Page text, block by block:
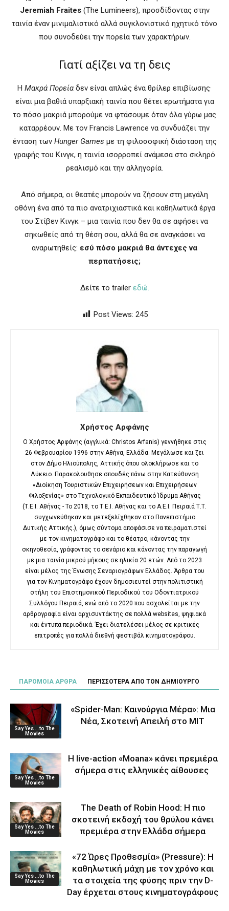
Jeremiah Fraites(The Lumineers), προσδίδοντας στην
ταινία έναν μινιμαλιστικό αλλά συγκλονιστικό ηχητικό τόνο
που συνοδεύει την πορεία των χαρακτήρων.
Γιατί αξίζει να τη δεις
Η Μακρά Πορεία δεν είναι απλώς ένα θρίλερ επιβίωσης·
είναι μια βαθιά υπαρξιακή ταινία που θέτει ερωτήματα για
το πόσο μακριά μπορούμε να φτάσουμε όταν όλα γύρω μας
καταρρέουν. Με τον Francis Lawrence να συνδυάζει την
ένταση των Hunger Games με τη φιλοσοφική διάσταση της
γραφής του Κινγκ, η ταινία ισορροπεί ανάμεσα στο σκληρό
ρεαλισμό και την αλληγορία.
Από σήμερα, οι θεατές μπορούν να ζήσουν στη μεγάλη
οθόνη ένα από τα πιο ανατριχιαστικά και καθηλωτικά έργα
του Στίβεν Κινγκ – μια ταινία που δεν θα σε αφήσει να
σηκωθείς από τη θέση σου, αλλά θα σε αναγκάσει να
αναρωτηθείς: εσύ πόσο μακριά θα άντεχες να
περπατήσεις;
Δείτε το trailerεδώ.
Post Views: 245
Χρήστος Αρφάνης
Ο Χρήστος Αρφάνης (αγγλικά: Christos Arfanis) γεννήθηκε στις
26 Φεβρουαρίου 1996 στην Αθήνα, Ελλάδα. Μεγάλωσε και ζει
στον Δήμο Ηλιούπολης, Αττικής όπου ολοκλήρωσε και το
Λύκειο. Παρακολουθησε σπουδές πάνω στην Κατεύθυνση
«Διοίκηση Τουριστικών Επιχειρήσεων και Επιχειρήσεων
Φιλοξενίας» στο Τεχνολογικό Εκπαιδευτικό Ίδρυμα Αθήνας
(Τ.Ε.Ι. Αθήνας - Το 2018, το Τ.Ε.Ι. Αθήνας και το Α.Ε.Ι. Πειραιά Τ.Τ.
συγχωνεύθηκαν και μετεξελίχθηκαν στο Πανεπιστήμιο
Δυτικής Αττικής.), όμως σύντομα αποφάσισε να πειραματιστεί
με τον κινηματογράφο και το θέατρο, κάνοντας την
σκηνοθεσία, γράφοντας το σενάριο και κάνοντας την παραγωγή
με μια ταινία μικρού μήκους σε ηλικία 20 ετών. Από το 2023
είναι μέλος της Ένωσης Σεναριογράφων Ελλάδος. Άρθρα του
για τον Κινηματογράφο έχουν δημοσιευτεί στην πολιτιστική
στήλη του Επιστημονικού Περιοδικού του Οδοντιατρικού
Συλλόγου Πειραιά, ενώ από το 2020 που ασχολείται με την
αρθρογραφία είναι αρχισυντάκτης σε πολλά websites, ψηφιακά
και έντυπα περιοδικά. Έχει διατελέσει μέλος σε κριτικές
επιτροπές για πολλά διεθνή φεστιβάλ κινηματογράφου.
ΠΑΡΟΜΟΙΑ ΑΡΘΡΑ ΠΕΡΙΣΣΟΤΕΡΑ ΑΠΟ ΤΟΝ ΔΗΜΙΟΥΡΓΟ
Say Yes ...to The
Movies
«Spider-Man: Καινούργια Μέρα»: Μια
Νέα, Σκοτεινή Απειλή στο MIT
Say Yes ...to The
Movies
Η live-action «Moana» κάνει πρεμιέρα
σήμερα στις ελληνικές αίθουσες
Say Yes ...to The
Movies
The Death of Robin Hood: Η πιο
σκοτεινή εκδοχή του θρύλου κάνει
πρεμιέρα στην Ελλάδα σήμερα
Say Yes ...to The
Movies
«72 Ώρες Προθεσμία» (Pressure): Η
καθηλωτική μάχη με τον χρόνο και
τα στοιχεία της φύσης πριν την D-
Day έρχεται στους κινηματογράφους